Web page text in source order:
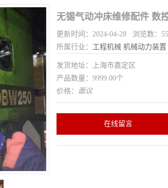
无锡气动冲床维修配件 数
更新时间：2024-04-28 浏览数：
所属行业： 工程机械 机械动力装置
发货地址：上海市嘉定区
产品数量：9999.00个
价格： 面议
在线留言